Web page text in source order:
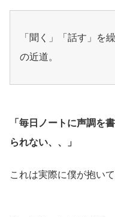
「聞く」「話す」を
の近道。
「毎日ノートに声調を
られない、、」
これは実際に僕が抱い